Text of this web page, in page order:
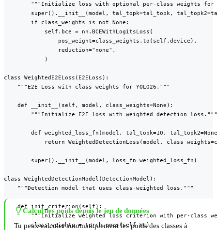
"""Initialize loss with optional per-class weights for
super().__init__(model, tal_topk=tal_topk,
        if class_weights is not None:
            self.bce = nn.BCEWithLogitsLoss(
                pos_weight=class_weights.to(self.device),
                reduction="none",
            )
class WeightedE2ELoss(E2ELoss):
    """E2E Loss with class weights for YOLO26."""
    def __init__(self, model, class_weights=None):
        """Initialize E2E loss with weighted detection loss."""
def weighted_loss_fn(model, tal_topk=10,
return WeightedDetectionLoss(model,
        super().__init__(model, loss_fn=weighted_loss_fn)
class WeightedDetectionModel(DetectionModel):
    """Detection model that uses class-weighted loss."""
    def init_criterion(self):
"""Initialize weighted loss criterion with per-class
        class_weights = torch.ones(self.nc)
Calcul des poids depuis le jeu de données
Tu peux calculer automatiquement les poids des classes à